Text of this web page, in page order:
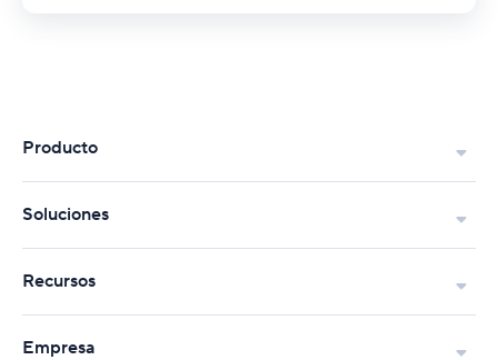
Producto
Soluciones
Recursos
Empresa